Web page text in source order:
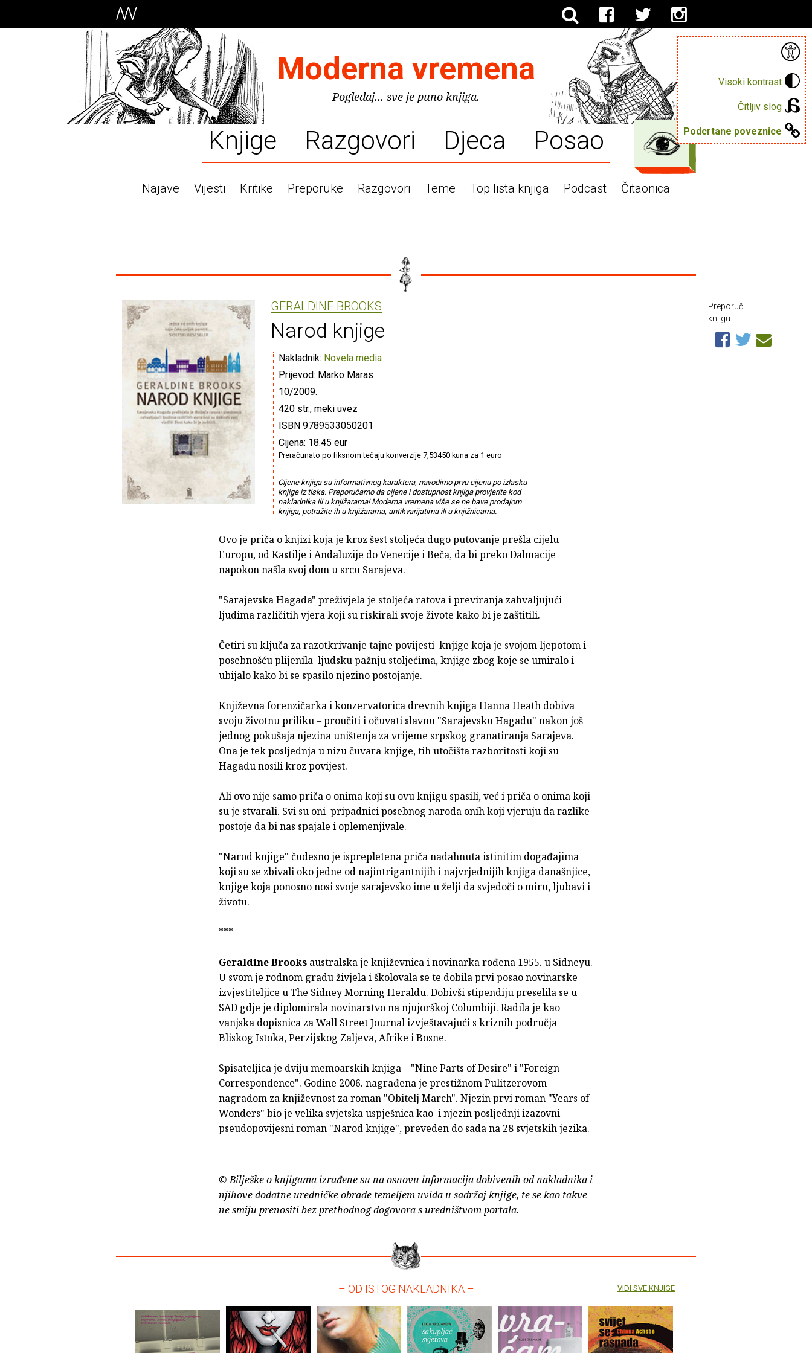
Visoki kontrast
Čitljiv slog
Podcrtane poveznice
Moderna vremena
Pogledaj... sve je puno knjiga.
Knjige Razgovori Djeca Posao
Najave Vijesti Kritike Preporuke Razgovori Teme Top lista knjiga Podcast Čitaonica
GERALDINE BROOKS
Narod knjige
Nakladnik: Novela media
Prijevod: Marko Maras
10/2009.
420 str., meki uvez
ISBN 9789533050201
Cijena: 18.45 eur
Preračunato po fiksnom tečaju konverzije 7,53450 kuna za 1 euro
Cijene knjiga su informativnog karaktera, navodimo prvu cijenu po izlasku
knjige iz tiska. Preporučamo da cijene i dostupnost knjiga provjerite kod
nakladnika ili u knjižarama! Moderna vremena više se ne bave prodajom
knjiga, potražite ih u knjižarama, antikvarijatima ili u knjižnicama.
Ovo je priča o knjizi koja je kroz šest stoljeća dugo putovanje prešla cijelu
Europu, od Kastilje i Andaluzije do Venecije i Beča, da bi preko Dalmacije
napokon našla svoj dom u srcu Sarajeva.
"Sarajevska Hagada" preživjela je stoljeća ratova i previranja zahvaljujući
ljudima različitih vjera koji su riskirali svoje živote kako bi je zaštitili.
Četiri su ključa za razotkrivanje tajne povijesti knjige koja je svojom ljepotom i
posebnošću plijenila ljudsku pažnju stoljećima, knjige zbog koje se umiralo i
ubijalo kako bi se spasilo njezino postojanje.
Književna forenzičarka i konzervatorica drevnih knjiga Hanna Heath dobiva
svoju životnu priliku – proučiti i očuvati slavnu "Sarajevsku Hagadu" nakon još
jednog pokušaja njezina uništenja za vrijeme srpskog granatiranja Sarajeva.
Ona je tek posljednja u nizu čuvara knjige, tih utočišta razboritosti koji su
Hagadu nosili kroz povijest.
Ali ovo nije samo priča o onima koji su ovu knjigu spasili, već i priča o onima koji
su je stvarali. Svi su oni pripadnici posebnog naroda onih koji vjeruju da razlike
postoje da bi nas spajale i oplemenjivale.
"Narod knjige" čudesno je isprepletena priča nadahnuta istinitim događajima
koji su se zbivali oko jedne od najintrigantnijih i najvrjednijih knjiga današnjice,
knjige koja ponosno nosi svoje sarajevsko ime u želji da svjedoči o miru, ljubavi i
životu.
***
Geraldine Brooks australska je književnica i novinarka rođena 1955. u Sidneyu.
U svom je rodnom gradu živjela i školovala se te dobila prvi posao novinarske
izvjestiteljice u The Sidney Morning Heraldu. Dobivši stipendiju preselila se u
SAD gdje je diplomirala novinarstvo na njujorškoj Columbiji. Radila je kao
vanjska dopisnica za Wall Street Journal izvještavajući s kriznih područja
Bliskog Istoka, Perzijskog Zaljeva, Afrike i Bosne.
Spisateljica je dviju memoarskih knjiga – "Nine Parts of Desire" i "Foreign
Correspondence". Godine 2006. nagrađena je prestižnom Pulitzerovom
nagradom za književnost za roman "Obitelj March". Njezin prvi roman "Years of
Wonders" bio je velika svjetska uspješnica kao i njezin posljednji izazovni
pseudopovijesni roman "Narod knjige", preveden do sada na 28 svjetskih jezika.
© Bilješke o knjigama izrađene su na osnovu informacija dobivenih od nakladnika i
njihove dodatne uredničke obrade temeljem uvida u sadržaj knjige, te se kao takve
ne smiju prenositi bez prethodnog dogovora s uredništvom portala.
Preporuči
knjigu
– OD ISTOG NAKLADNIKA – VIDI SVE KNJIGE